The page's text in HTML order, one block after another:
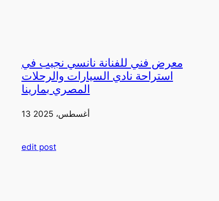
معرض فني للفنانة نانسي نجيب في
استراحة نادي السيارات والرحلات
المصري بمارينا
13 أغسطس، 2025
edit post